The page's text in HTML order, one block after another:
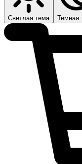
Светлая тема Темная